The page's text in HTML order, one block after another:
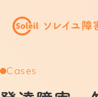
Cases